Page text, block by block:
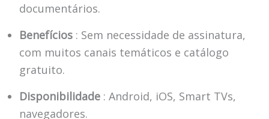
documentários.
Benefícios: Sem necessidade de assinatura,
com muitos canais temáticos e catálogo
gratuito.
Disponibilidade: Android, iOS, Smart TVs,
navegadores.